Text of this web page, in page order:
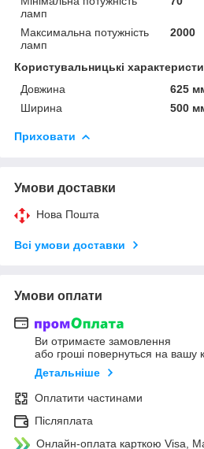
ламп
Максимальна потужність
ламп
2000
Користувальницькі
Довжина
625
Ширина
500
Приховати
Умови доставки
Нова Пошта
Всі умови доставки
Умови оплати
Ви отримаєте замовлення
або гроші повернуться на вашу
Детальніше
Оплатити частинами
Післяплата
Онлайн-оплата карткою Visa,